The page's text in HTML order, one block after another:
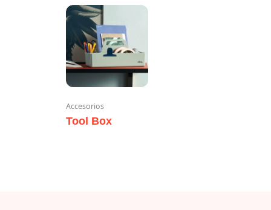
Accesorios
Tool Box